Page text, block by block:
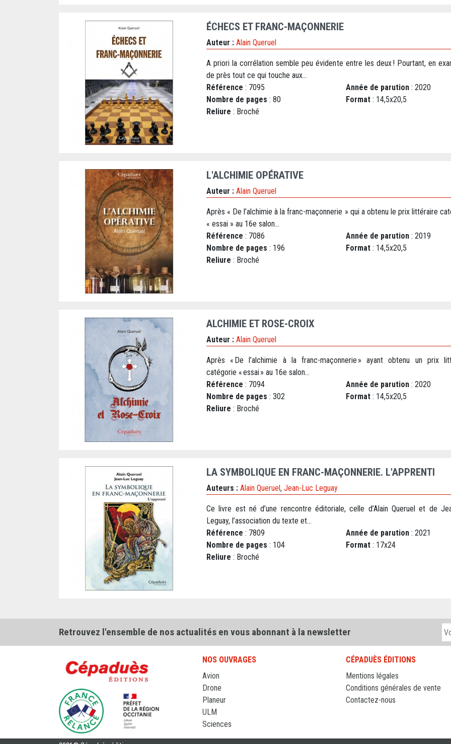
ÉCHECS ET FRANC-MAÇONNERIE
Auteur : Alain Queruel
A priori la corrélation semble peu évidente entre les deux ! Pourtant, en
de près tout ce qui touche aux...
Référence : 7095 Année de parution : 2020
Nombre de pages : 80 Format : 14,5x20,5
Reliure : Broché
L'ALCHIMIE OPÉRATIVE
Auteur : Alain Queruel
Après « De l’alchimie à la franc-maçonnerie » qui a obtenu le prix littéraire
« essai » au 16e salon...
Référence : 7086 Année de parution : 2019
Nombre de pages : 196 Format : 14,5x20,5
Reliure : Broché
ALCHIMIE ET ROSE-CROIX
Auteur : Alain Queruel
Après « De l’alchimie à la franc-maçonnerie » ayant obtenu un prix
catégorie « essai » au 16e salon...
Référence : 7094 Année de parution : 2020
Nombre de pages : 302 Format : 14,5x20,5
Reliure : Broché
LA SYMBOLIQUE EN FRANC-MAÇONNERIE. L'APPRENTI
Auteurs : Alain Queruel, Jean-Luc Leguay
Ce livre est né d’une rencontre éditoriale, celle d’Alain Queruel et de
Leguay, l’association du texte et...
Référence : 7809 Année de parution : 2021
Nombre de pages : 104 Format : 17x24
Reliure : Broché
Retrouvez l'ensemble de nos actualités en vous abonnant à la newsletter
NOS OUVRAGES
Avion
Drone
Planeur
ULM
Sciences
CÉPADUÈS ÉDITIONS
Mentions légales
Conditions générales de vente
Contactez-nous